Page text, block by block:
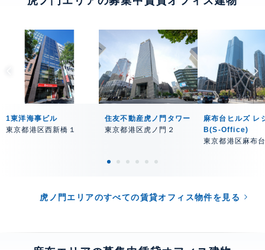
1東洋海事ビル
東京都港区西新橋１
住友不動産虎ノ門タワー
東京都港区虎ノ門２
麻布台ヒルズ レ
B(S-Office)
東京都港区麻布
虎ノ門エリアのすべての賃貸オフィス物件を見る